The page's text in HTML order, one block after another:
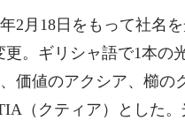
2月18日をもって社名
。ギリシャ語で1本の
価値のアクシア、櫛の
（クティア）とした